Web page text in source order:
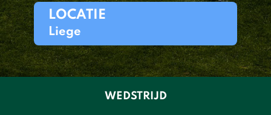
LOCATIE
Liege
WEDSTRIJD